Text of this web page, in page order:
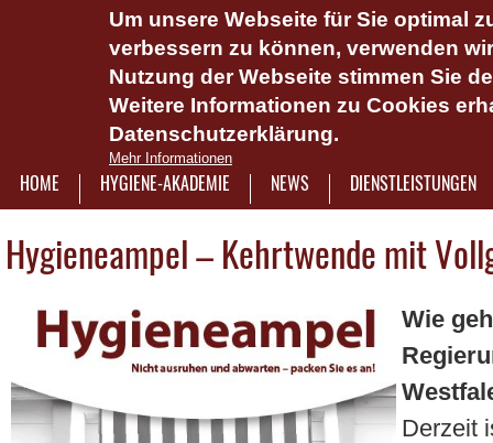
Um unsere Webseite für Sie optimal
verbessern zu können, verwenden
Nutzung der Webseite stimmen Sie
Weitere Informationen zu Cookies
Datenschutzerklärung.
Mehr Informationen
HOME HYGIENE-AKADEMIE NEWS DIENSTLEISTUNGEN
Das
Plattform
7921322
Hygieneampel – Kehrtwende mit
Wie
Derzeit